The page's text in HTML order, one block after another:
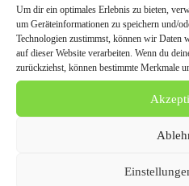
Um dir ein optimales Erlebnis zu bieten,
um Geräteinformationen zu speichern und/
Technologien zustimmst, können wir Daten
auf dieser Website verarbeiten. Wenn du
zurückziehst, können bestimmte Merkmale
können.​
Pressekontakt:
Email: info@auto-verkaufen-